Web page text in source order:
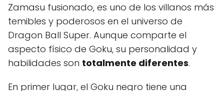
Zamasu fusionado, es uno de los villanos más
temibles y poderosos en el universo de
Dragon Ball Super. Aunque comparte el
aspecto físico de Goku, su personalidad y
habilidades son totalmente diferentes.
En primer lugar, el Goku negro tiene una